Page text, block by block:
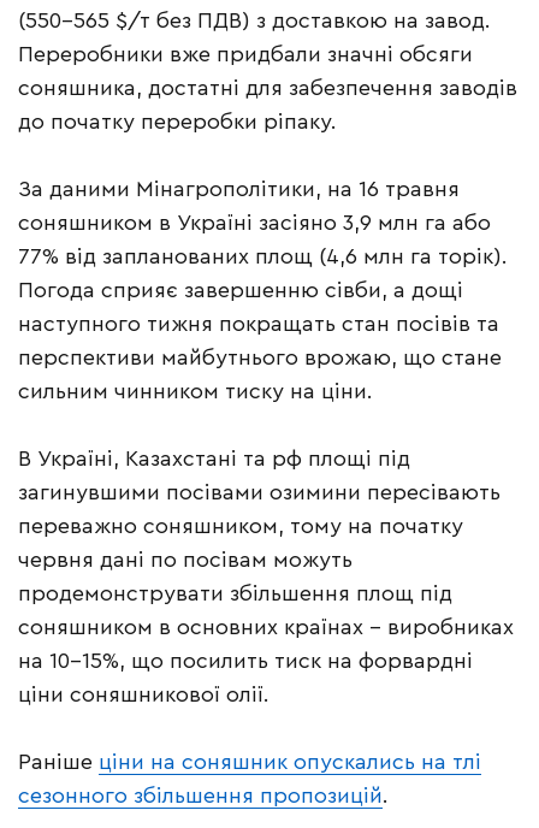
(550-565 $/т без ПДВ) з доставкою на завод.
Переробники вже придбали значні обсяги
соняшника, достатні для забезпечення заводів
до початку переробки ріпаку.
За даними Мінагрополітики, на 16 травня
соняшником в Україні засіяно 3,9 млн га або
77% від запланованих площ (4,6 млн га торік).
Погода сприяє завершенню сівби, а дощі
наступного тижня покращать стан посівів та
перспективи майбутнього врожаю, що стане
сильним чинником тиску на ціни.
В Україні, Казахстані та рф площі під
загинувшими посівами озимини пересівають
переважно соняшником, тому на початку
червня дані по посівам можуть
продемонструвати збільшення площ під
соняшником в основних країнах – виробниках
на 10-15%, що посилить тиск на форвардні
ціни соняшникової олії.
Раніше ціни на соняшник опускались на тлі
сезонного збільшення пропозицій.